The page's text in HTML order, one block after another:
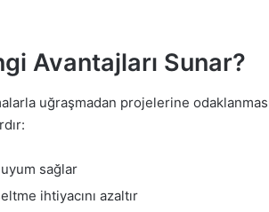
Avantajları Sunar?
uğraşmadan projelerine
sağlar
ihtiyacını azaltır